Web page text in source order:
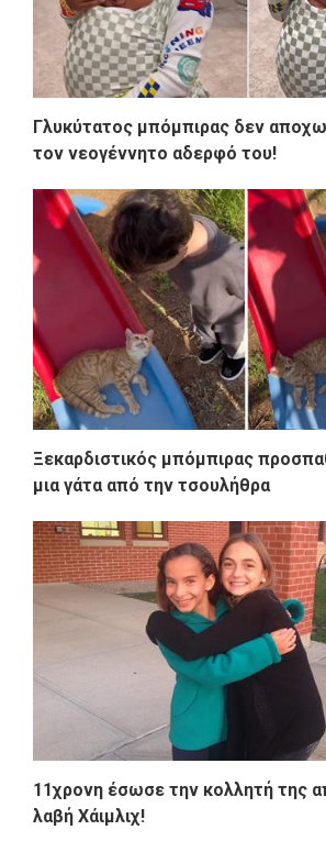
Γλυκύτατος μπόμπιρας δεν
τον νεογέννητο αδερφό του!
Ξεκαρδιστικός μπόμπιρας
μια γάτα από την τσουλήθρα
11χρονη έσωσε την κολλητή της
λαβή Χάιμλιχ!